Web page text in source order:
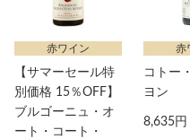
赤ワイン
【サマーセール特
別価格 15％OFF】
ブルゴーニュ・オ
ート・コート・
赤
コトー
ヨン
8,635円